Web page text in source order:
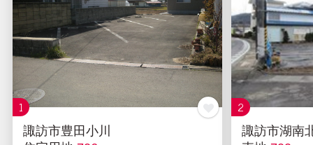
1
諏訪市豊田小川
2
諏訪市湖南